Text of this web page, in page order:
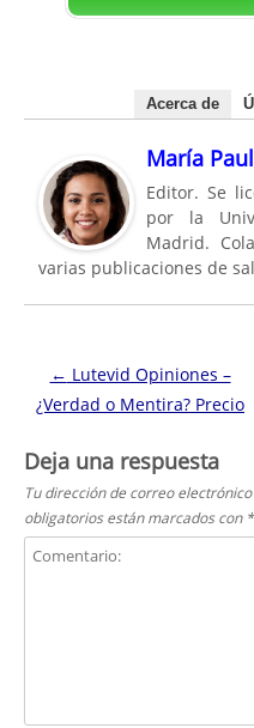
Acerca de
María
Editor. Se
por la
Madrid.
varias publicaciones de
Navegación de entradas
← Lutevid Opiniones –
¿Verdad o Mentira? Precio
Deja una respuesta
Tu dirección de correo
obligatorios están marcados con *